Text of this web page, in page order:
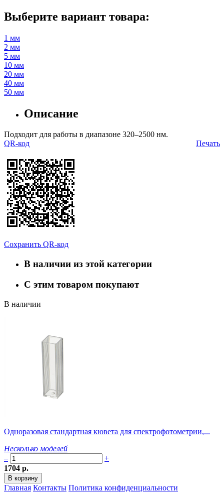
Выберите вариант товара:
1 мм
2 мм
5 мм
10 мм
20 мм
40 мм
50 мм
Описание
Подходит для работы в диапазоне 320–2500 нм.
Печать
QR-код
Сохранить QR-код
В наличии из этой категории
С этим товаром покупают
В наличии
Одноразовая стандартная кювета для спектрофотометрии,...
Несколько моделей
–
+
1704 р.
Главная Контакты Политика конфиденциальности